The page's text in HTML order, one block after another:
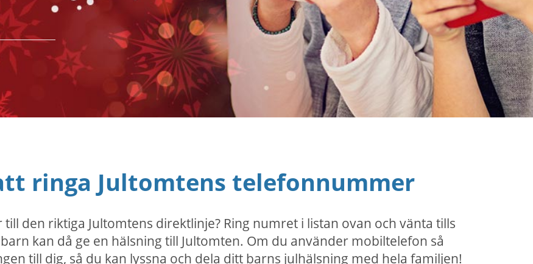
ringa Jultomtens telefonnummer
den riktiga Jultomtens direktlinje? Ring numret i listan ovan och vänta tills
kan då ge en hälsning till Jultomten. Om du använder mobiltelefon så
till dig, så du kan lyssna och dela ditt barns julhälsning med hela familjen!